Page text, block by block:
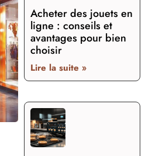
Acheter des jouets en
ligne : conseils et
avantages pour bien
choisir
Lire la suite »